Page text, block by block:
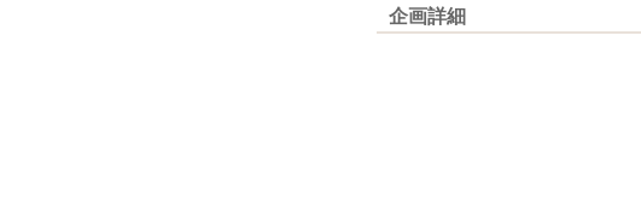
企画詳細